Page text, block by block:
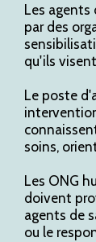
Les
par des
qu'ils
Le poste
soins,
Les ONG
doivent
agents de
ou le